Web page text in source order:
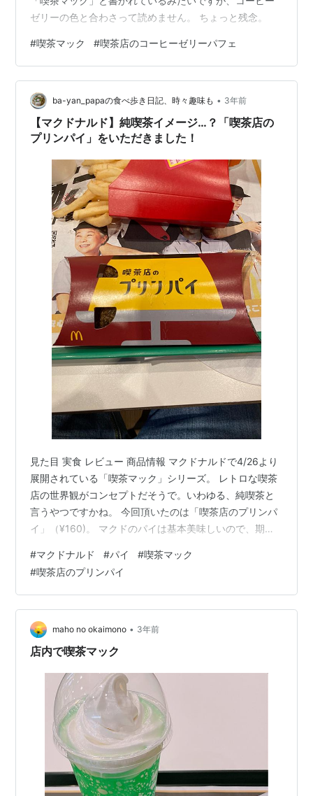
ゼリーの色と合わさって読めません。 ちょっと残念。
#喫茶マック #喫茶店のコーヒーゼリーパフェ
ba-yan_papaの食べ歩き日記、時々趣味も • 3年前
【マクドナルド】純喫茶イメージ…？「喫茶店の
プリンパイ」をいただきました！
見た目 実食 レビュー 商品情報 マクドナルドで4/26より
展開されている「喫茶マック」シリーズ。 レトロな喫茶
店の世界観がコンセプトだそうで。いわゆる、純喫茶と
言うやつですかね。 今回頂いたのは「喫茶店のプリンパ
イ」（¥160)。 マクドのパイは基本美味しいので、期待
りの美味しい一品でした！ プリンの甘さがパイに上手く
マッチしています！
#マクドナルド #パイ #喫茶マック
#喫茶店のプリンパイ
maho no okaimono • 3年前
店内で喫茶マック